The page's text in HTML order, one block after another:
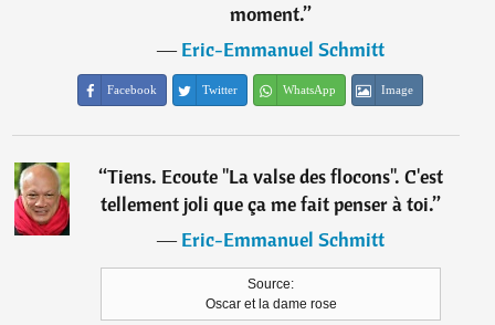
moment.”
―Eric-Emmanuel Schmitt
Facebook Twitter WhatsApp Image
“Tiens. Ecoute "La valse des flocons". C'est
tellement joli que ça me fait penser à toi.”
―Eric-Emmanuel Schmitt
Source:
Oscar et la dame rose